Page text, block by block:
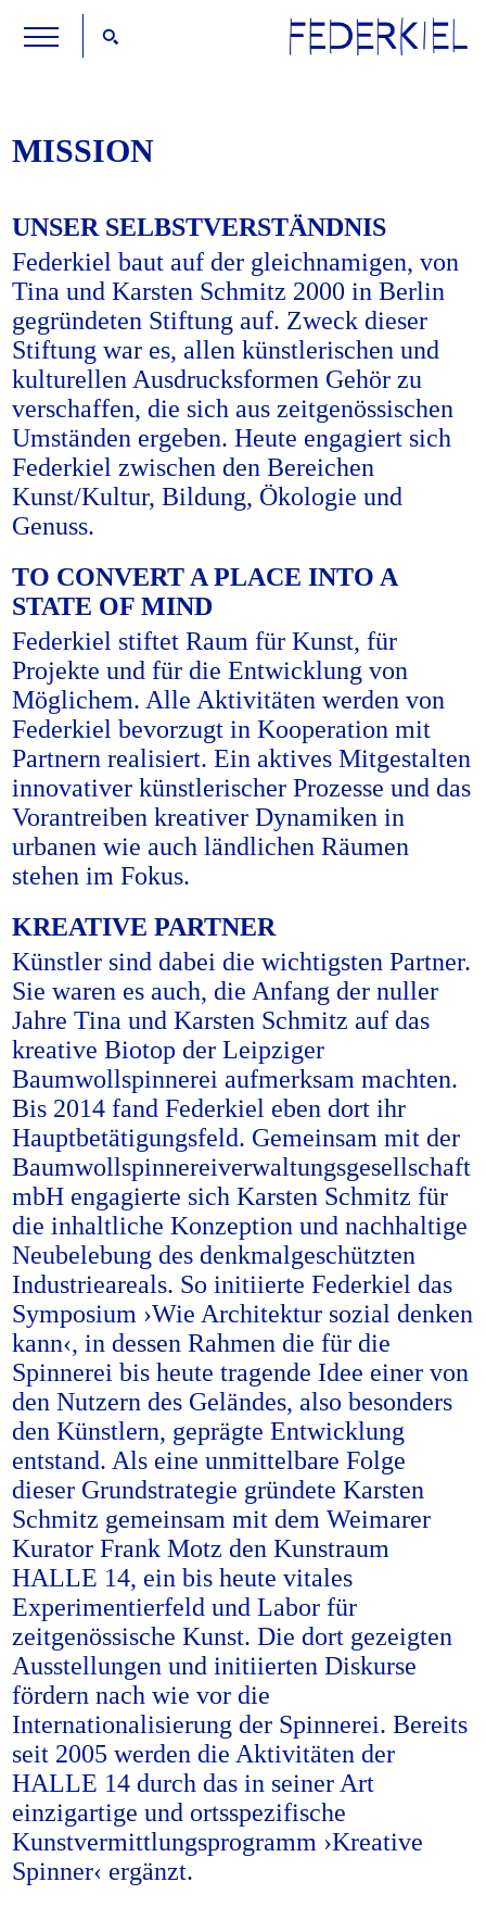
MISSION
UNSER SELBSTVERSTÄNDNIS
Federkiel baut auf der gleichnamigen, von
Tina und Karsten Schmitz 2000 in Berlin
gegründeten Stiftung auf. Zweck dieser
Stiftung war es, allen künstlerischen und
kulturellen Ausdrucksformen Gehör zu
verschaffen, die sich aus zeitgenössischen
Umständen ergeben. Heute engagiert sich
Federkiel zwischen den Bereichen
Kunst/Kultur, Bildung, Ökologie und
Genuss.
TO CONVERT A PLACE INTO A
STATE OF MIND
Federkiel stiftet Raum für Kunst, für
Projekte und für die Entwicklung von
Möglichem. Alle Aktivitäten werden von
Federkiel bevorzugt in Kooperation mit
Partnern realisiert. Ein aktives Mitgestalten
innovativer künstlerischer Prozesse und das
Vorantreiben kreativer Dynamiken in
urbanen wie auch ländlichen Räumen
stehen im Fokus.
KREATIVE PARTNER
Künstler sind dabei die wichtigsten Partner.
Sie waren es auch, die Anfang der nuller
Jahre Tina und Karsten Schmitz auf das
kreative Biotop der Leipziger
Baumwollspinnerei aufmerksam machten.
Bis 2014 fand Federkiel eben dort ihr
Hauptbetätigungsfeld. Gemeinsam mit der
Baumwollspinnereiverwaltungsgesellschaft
mbH engagierte sich Karsten Schmitz für
die inhaltliche Konzeption und nachhaltige
Neubelebung des denkmalgeschützten
Industrieareals. So initiierte Federkiel das
Symposium ›Wie Architektur sozial denken
kann‹, in dessen Rahmen die für die
Spinnerei bis heute tragende Idee einer von
den Nutzern des Geländes, also besonders
den Künstlern, geprägte Entwicklung
entstand. Als eine unmittelbare Folge
dieser Grundstrategie gründete Karsten
Schmitz gemeinsam mit dem Weimarer
Kurator Frank Motz den Kunstraum
HALLE 14, ein bis heute vitales
Experimentierfeld und Labor für
zeitgenössische Kunst. Die dort gezeigten
Ausstellungen und initiierten Diskurse
fördern nach wie vor die
Internationalisierung der Spinnerei. Bereits
seit 2005 werden die Aktivitäten der
HALLE 14 durch das in seiner Art
einzigartige und ortsspezifische
Kunstvermittlungsprogramm ›Kreative
Spinner‹ ergänzt.